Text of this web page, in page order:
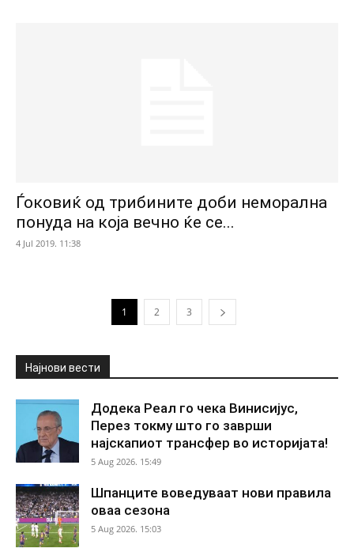
Ѓоковиќ од трибините доби неморална
понуда на која вечно ќе се...
4 Jul 2019. 11:38
1 2 3
Најнови вести
Додека Реал го чека Винисијус,
Перез токму што го заврши
најскапиот трансфер во историјата!
5 Aug 2026. 15:49
Шпанците воведуваат нови правила
оваа сезона
5 Aug 2026. 15:03